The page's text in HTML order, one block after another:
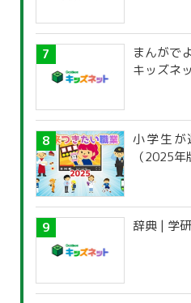
まんがで
キッズネ
小学生が
（2025年
辞典 | 学